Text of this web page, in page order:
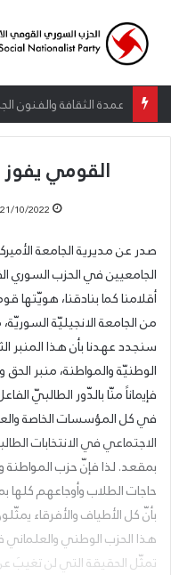
القومي يفوز
21/10/2022
صدر عن مديرية الجامعة
الجامعيين في الحزب السوري
أقلامنا كما بنادقنا، هويّتها
من الجامعة الانجيليّة
سنجدد عهدنا بأن هذا المنبر
الوطنيّة والمواطنة، منبر الحق
فإيماناً منّا بالدّور الطالبيّ
في كل المؤسسات الخاصة
الاجتماعي في الانتخابات
بمقعد. لذا فإنّ حزب
حاجات الطلاب وأوجاعهم كلها
بأنّ كل الأطياف والأفرقاء
هذا الحزب الوطني والعلماني
تمثّل الحقيقة التي لن تغيبَ